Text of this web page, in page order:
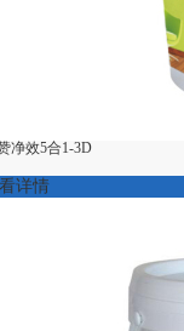
净效5合1-3D
详情